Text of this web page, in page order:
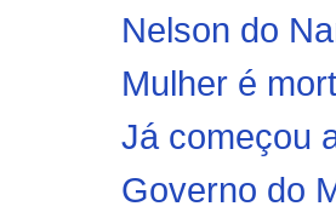
Nelson do
Mulher é
Já começou
Governo do